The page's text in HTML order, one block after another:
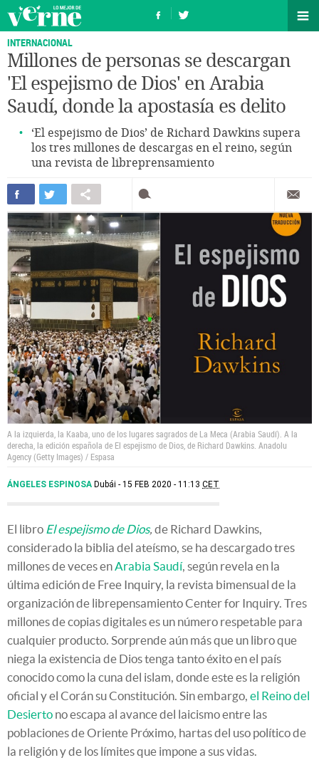
INTERNACIONAL
Millones de personas se descargan
'El espejismo de Dios' en Arabia
Saudí, donde la apostasía es delito
‘El espejismo de Dios’ de Richard Dawkins supera
los tres millones de descargas en el reino, según
una revista de libreprensamiento
A la izquierda, la Kaaba, uno de los lugares sagrados de La Meca (Arabia Saudí). A la
derecha, la edición española de El espejismo de Dios, de Richard Dawkins. Anadolu
Agency (Getty Images) / Espasa
ÁNGELES ESPINOSA Dubái 15 FEB 2020 - 11:13 CET
El libro El espejismo de Dios, de Richard Dawkins,
considerado la biblia del ateísmo, se ha descargado tres
millones de veces enArabia Saudí, según revela en la
última edición de Free Inquiry, la revista bimensual de la
organización de librepensamiento Center for Inquiry. Tres
millones de copias digitales es un número respetable para
cualquier producto. Sorprende aún más que un libro que
niega la existencia de Dios tenga tanto éxito en el país
conocido como la cuna del islam, donde este es la religión
oficial y el Corán su Constitución. Sin embargo, el Reino del
Desierto no escapa al avance del laicismo entre las
poblaciones de Oriente Próximo, hartas del uso político de
la religión y de los límites que impone a sus vidas.